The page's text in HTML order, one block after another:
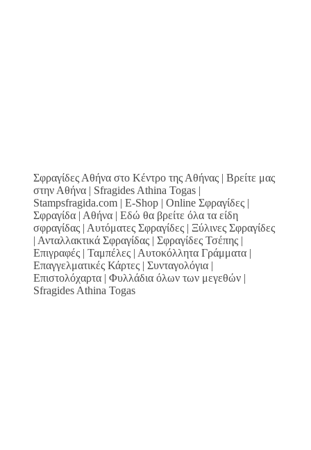
Σφραγίδες Αθήνα στο Κέντρο της Αθήνας | Βρείτε μας
στην Αθήνα | Sfragides Athina Togas |
Stampsfragida.com | E-Shop | Online Σφραγίδες |
Σφραγίδα | Αθήνα | Εδώ θα βρείτε όλα τα είδη
σφραγίδας | Αυτόματες Σφραγίδες | Ξύλινες Σφραγίδες
| Ανταλλακτικά Σφραγίδας | Σφραγίδες Τσέπης |
Επιγραφές | Ταμπέλες | Αυτοκόλλητα Γράμματα |
Επαγγελματικές Κάρτες | Συνταγολόγια |
Επιστολόχαρτα | Φυλλάδια όλων των μεγεθών |
Sfragides Athina Togas